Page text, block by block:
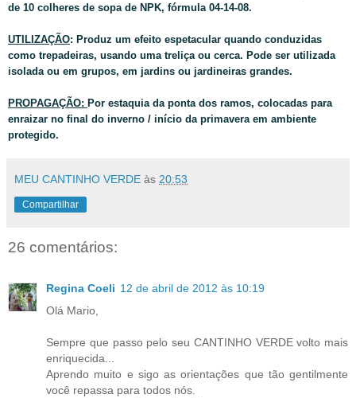
de 10 colheres de sopa de NPK, fórmula 04-14-08.
UTILIZAÇÃO: Produz um efeito espetacular quando conduzidas
como trepadeiras, usando uma treliça ou cerca. Pode ser utilizada
isolada ou em grupos, em jardins ou jardineiras grandes.
PROPAGAÇÃO: Por estaquia da ponta dos ramos, colocadas para
enraizar no final do inverno / início da primavera em ambiente
protegido.
MEU CANTINHO VERDE às 20:53
Compartilhar
26 comentários:
Regina Coeli 12 de abril de 2012 às 10:19
Olá Mario,
Sempre que passo pelo seu CANTINHO VERDE volto mais
enriquecida...
Aprendo muito e sigo as orientações que tão gentilmente
você repassa para todos nós.